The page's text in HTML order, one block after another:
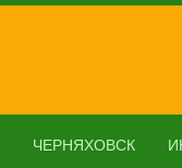
ЧЕРНЯХОВСК